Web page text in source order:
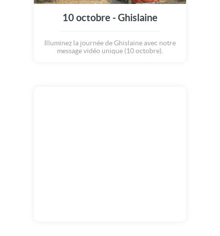
10 octobre - Ghislaine
Illuminez la journée de Ghislaine avec notre
message vidéo unique (10 octobre).